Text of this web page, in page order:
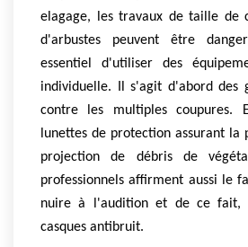
elagage, les travaux de taille de
d'arbustes peuvent être
essentiel d'utiliser des
individuelle. Il s'agit d'abord des
contre les multiples coupures.
lunettes de protection assurant
projection de débris de
professionnels affirment aussi le
nuire à l'audition et de ce fait,
casques antibruit.